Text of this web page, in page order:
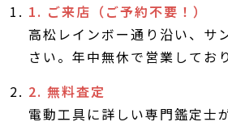
1. ご来店（ご予約不要！）
高松レインボー通り沿い、サ
さい。年中無休で営業しており
2. 無料査定
電動工具に詳しい専門鑑定士